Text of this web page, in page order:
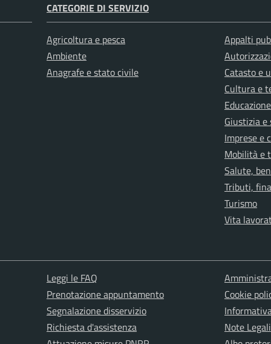
CATEGORIE DI SERVIZIO
Agricoltura e pesca
Ambiente
Anagrafe e stato civile
Appalti
Catasto e
Cultura e
Giustizia e
Imprese e
Mobilità e
Salute,
Tributi,
Turismo
Vita
Leggi le FAQ
Prenotazione appuntamento
Segnalazione disservizio
Richiesta d'assistenza
Cookie
Note Legali